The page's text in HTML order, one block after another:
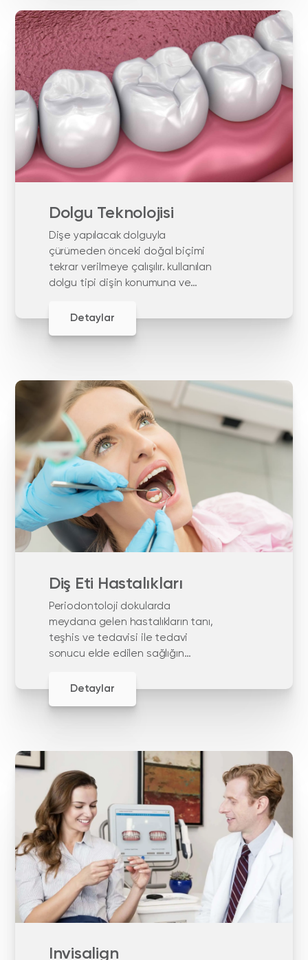
Dolgu Teknolojisi
Dişe yapılacak dolguyla
çürümeden önceki doğal biçimi
tekrar verilmeye çalışılır. kullanılan
dolgu tipi dişin konumuna ve
Detaylar
Diş Eti Hastalıkları
Periodontoloji dokularda
meydana gelen hastalıkların tanı,
teşhis ve tedavisi ile tedavi
sonucu elde edilen sağlığın
Detaylar
Invisalign